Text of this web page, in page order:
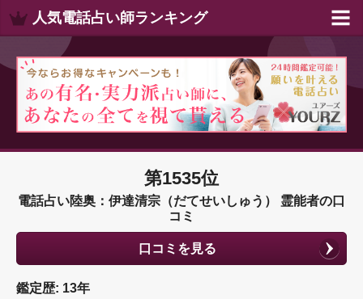
人気電話占い師ランキング
第1535位
電話占い陸奥：伊達清宗（だてせいしゅう） 霊能者の口
コミ
口コミを見る
鑑定歴: 13年